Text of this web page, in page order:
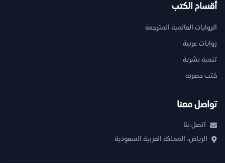
أقسام الكتب
الروايات العالمية المترجمة
روايات عربية
تنمية بشرية
كتب حصرية
تواصل معنا
اتصل بنا
الرياض، المملكة العربية السعودية